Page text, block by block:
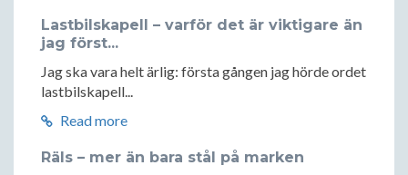
Lastbilskapell – varför det är viktigare än
jag först...
Jag ska vara helt ärlig: första gången jag hörde ordet
lastbilskapell...
Read more
Räls – mer än bara stål på marken